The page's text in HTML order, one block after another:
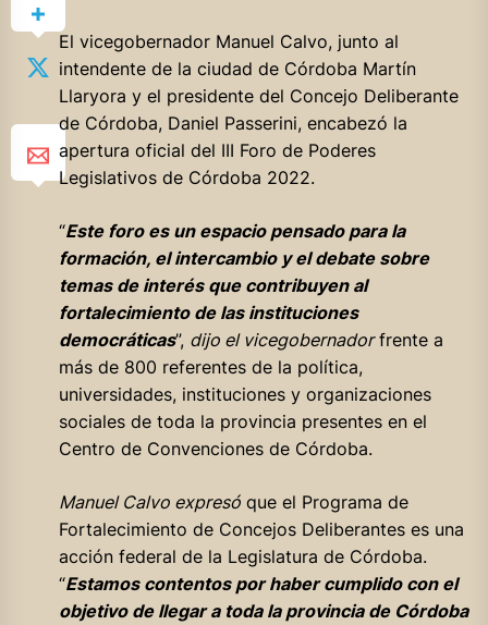
El vicegobernador Manuel Calvo, junto al
intendente de la ciudad de Córdoba Martín
Llaryora y el presidente del Concejo Deliberante
de Córdoba, Daniel Passerini, encabezó la
apertura oficial del III Foro de Poderes
Legislativos de Córdoba 2022.
“Este foro es un espacio pensado para la
formación, el intercambio y el debate sobre
temas de interés que contribuyen al
fortalecimiento de las instituciones
democráticas”, dijo el vicegobernadorfrente a
más de 800 referentes de la política,
universidades, instituciones y organizaciones
sociales de toda la provincia presentes en el
Centro de Convenciones de Córdoba.
Manuel Calvo expresóque el Programa de
Fortalecimiento de Concejos Deliberantes es una
acción federal de la Legislatura de Córdoba.
“Estamos contentos por haber cumplido con el
objetivo de llegar a toda la provincia de Córdoba